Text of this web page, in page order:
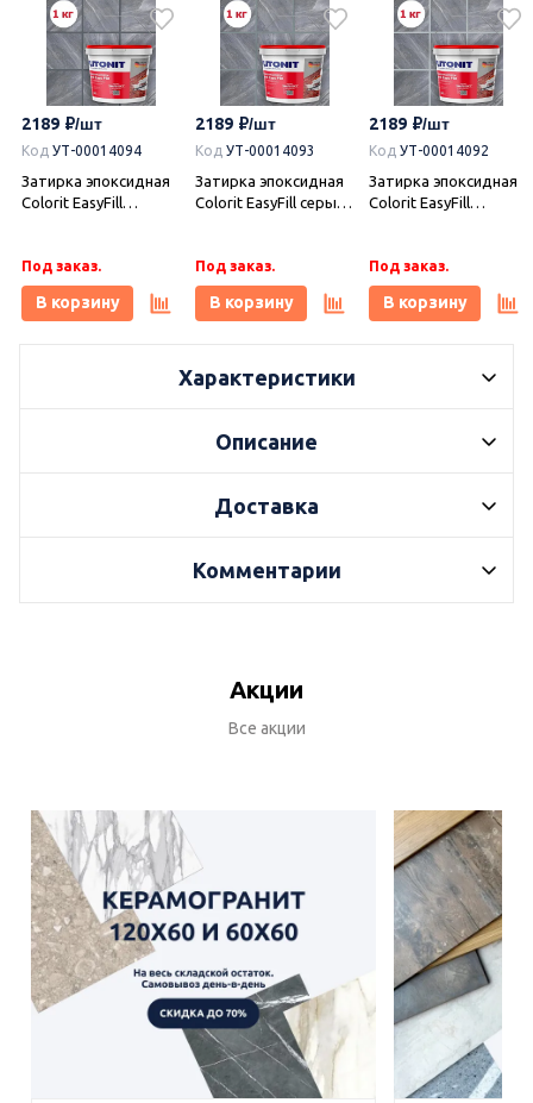
2189
Код УТ-00014094
Затирка эпоксидная
Colorit EasyFill
Под заказ.
В корзину
2189
Код УТ-00014093
Затирка эпоксидная
Colorit EasyFill серый
Под заказ.
В корзину
2189
Код УТ-00014092
Затирка эпоксидная
Colorit EasyFill
Под заказ.
В корзину
Характеристики
Описание
Доставка
Комментарии
Акции
Все акции